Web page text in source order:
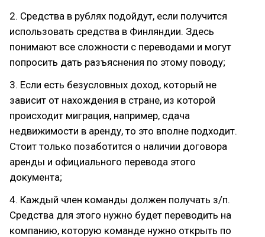
2. Средства в рублях подойдут, если получится
использовать средства в Финляндии. Здесь
понимают все сложности с переводами и могут
попросить дать разъяснения по этому поводу;
3. Если есть безусловных доход, который не
зависит от нахождения в стране, из которой
происходит миграция, например, сдача
недвижимости в аренду, то это вполне подходит.
Стоит только позаботится о наличии договора
аренды и официального перевода этого
документа;
4. Каждый член команды должен получать з/п.
Средства для этого нужно будет переводить на
компанию, которую команде нужно открыть по